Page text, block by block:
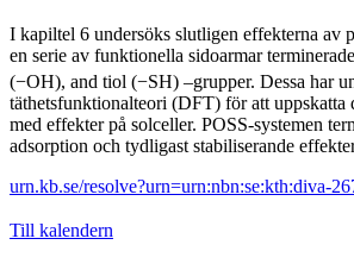
I kapiltel 6 undersöks slutligen effekterna av
en serie av funktionella sidoarmar
(−OH), and tiol (−SH) –grupper. Dessa har
täthetsfunktionalteori (DFT) för att uppskatta
med effekter på solceller. POSS-systemen
adsorption och tydligast stabiliserande
urn.kb.se/resolve?urn=urn:nbn:se:kth:diva-
Till kalendern